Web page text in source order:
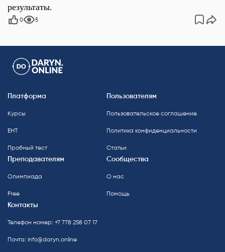
результаты.
0 5
Платформа
Курсы
ЕНТ
Пробный тест
Пользователям
Пользовательское соглашение
Политика конфиденциальности
Статьи
Преподавателям
Олимпиада
Free
Сообщества
О нас
Помощь
Контакты
Телефон номер: +7 778 258 07 17
Почта: info@daryn.online